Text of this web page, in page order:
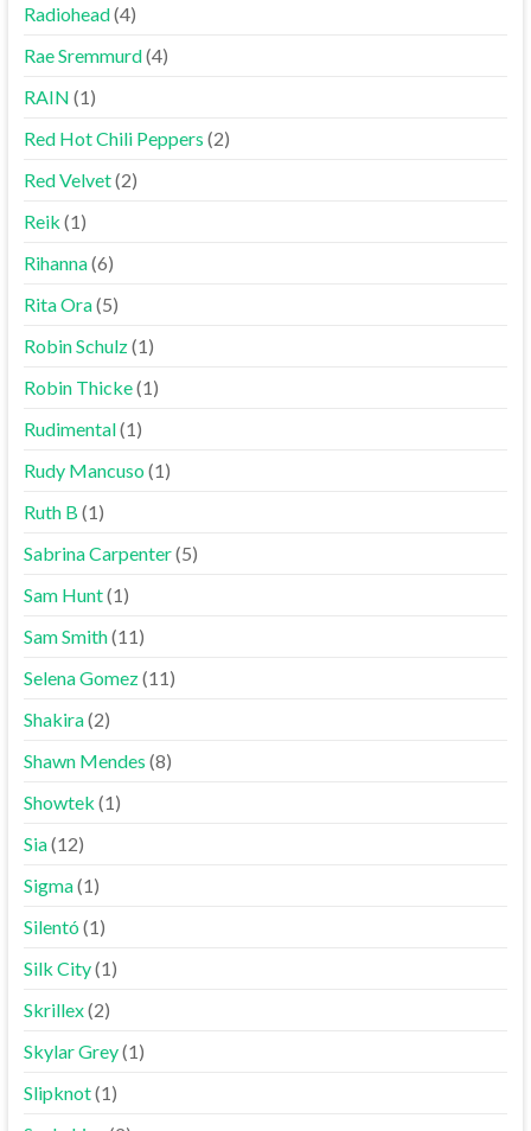
Radiohead(4)
Rae Sremmurd(4)
RAIN (1)
Red Hot Chili Peppers (2)
Red Velvet(2)
Reik (1)
Rihanna(6)
Rita Ora(5)
Robin Schulz(1)
Robin Thicke(1)
Rudimental(1)
Rudy Mancuso(1)
Ruth B (1)
Sabrina Carpenter(5)
Sam Hunt(1)
Sam Smith(11)
Selena Gomez(11)
Shakira(2)
Shawn Mendes (8)
Showtek (1)
Sia(12)
Sigma(1)
Silentó(1)
Silk City(1)
Skrillex(2)
Skylar Grey(1)
Slipknot(1)